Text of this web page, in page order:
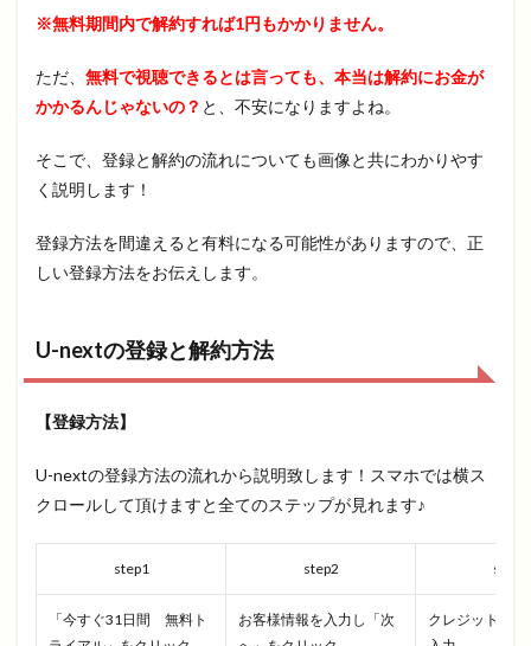
※無料期間内で解約すれば1円もかかりません。
ただ、 無料で視聴できるとは言っても、本当は解約にお金が
かかるんじゃないの？ と、不安になりますよね。
そこで、登録と解約の流れについても画像と共にわかりやす
く説明します！
登録方法を間違えると有料になる可能性がありますので、正
しい登録方法をお伝えします。
U-nextの登録と解約方法
【登録方法】
U-nextの登録方法の流れから説明致します！スマホでは横ス
クロールして頂けますと全てのステップが見れます♪
step1 step2 step3
「今すぐ31日間 無料ト
お客様情報を入力し「次
クレジットカ